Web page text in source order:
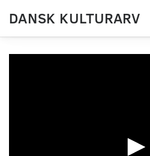
DANSK KULTURARV